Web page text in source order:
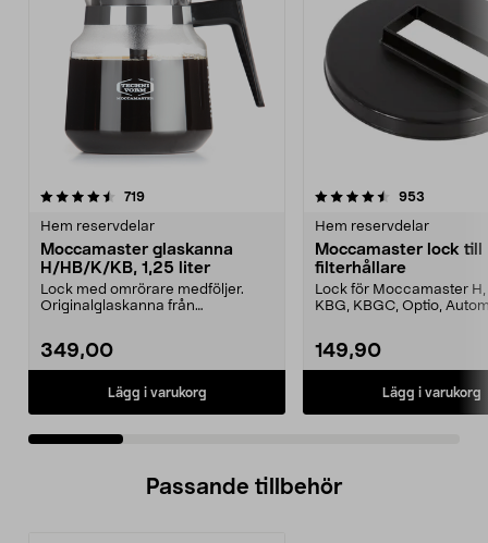
719recensioner
Hem reservdelar
Moccamaster glaskanna
H/HB/K/KB, 1,25 liter
Lock med omrörare medföljer.
Originalglaskanna från
349,00
Lägg i varukorg
4.5 av 5 stjärnor 953
Hem reservdelar
Moccamaster lock till
filterhållare
Lock för Moccamaster H,
KBG, KBGC, Optio,
149,90
Lägg i varukorg
4.5 av 5 stjärnor
Passande tillbehör